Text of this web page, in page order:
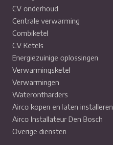
CV onderhoud
Centrale verwarming
Combiketel
CV Ketels
Energiezuinige oplossingen
Verwarmingsketel
Verwarmingen
Waterontharders
Airco kopen en laten installeren
Airco Installateur Den Bosch
Overige diensten